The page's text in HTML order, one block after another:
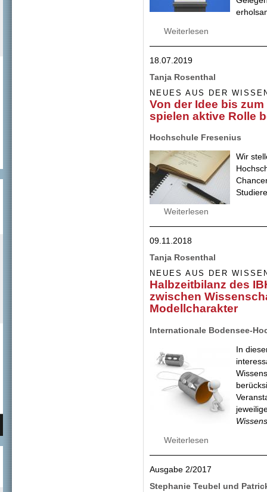
Weiterlesen
18.07.2019
Tanja Rosenthal
NEUES AUS DER
Von der Idee bis
spielen aktive Rolle
Hochschule Fresenius
Wir
Weiterlesen
09.11.2018
Tanja Rosenthal
NEUES AUS DER
Halbzeitbilanz des
zwischen
Modellcharakter
Internationale Bodensee-
In
Weiterlesen
Ausgabe 2/2017
Stephanie Teubel und